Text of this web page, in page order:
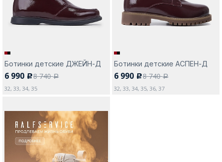
Да, все верно Изменить город
О компании
Покупателям
Ботинки детские ДЖЕЙН-Д
6 990 c8 740a
32, 33, 34, 35
Ботинки детские АСПЕН-Д
6 990 c8 740a
32, 33, 34, 35, 36, 37